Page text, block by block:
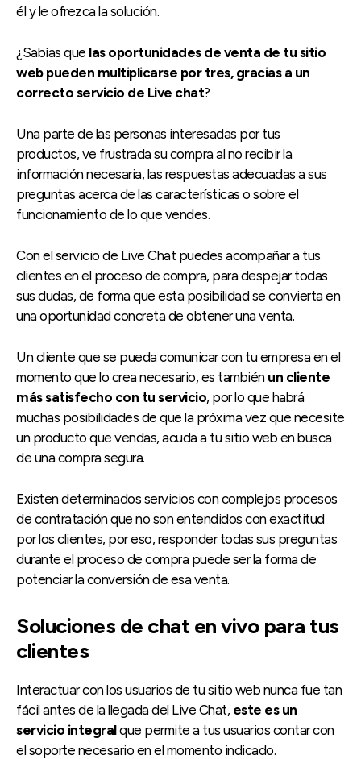
él y le ofrezca la solución.
¿Sabías que las oportunidades de venta de tu sitio
web pueden multiplicarse por tres, gracias a un
correcto servicio de Live chat?
Una parte de las personas interesadas por tus
productos, ve frustrada su compra al no recibir la
información necesaria, las respuestas adecuadas a sus
preguntas acerca de las características o sobre el
funcionamiento de lo que vendes.
Con el servicio de Live Chat puedes acompañar a tus
clientes en el proceso de compra, para despejar todas
sus dudas, de forma que esta posibilidad se convierta en
una oportunidad concreta de obtener una venta.
Un cliente que se pueda comunicar con tu empresa en el
momento que lo crea necesario, es también un cliente
más satisfecho con tu servicio, por lo que habrá
muchas posibilidades de que la próxima vez que necesite
un producto que vendas, acuda a tu sitio web en busca
de una compra segura.
Existen determinados servicios con complejos procesos
de contratación que no son entendidos con exactitud
por los clientes, por eso, responder todas sus preguntas
durante el proceso de compra puede ser la forma de
potenciar la conversión de esa venta.
Soluciones de chat en vivo para tus
clientes
Interactuar con los usuarios de tu sitio web nunca fue tan
fácil antes de la llegada del Live Chat, este es un
servicio integralque permite a tus usuarios contar con
el soporte necesario en el momento indicado.